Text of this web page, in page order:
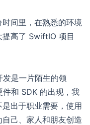
间里，在熟悉的环境
高了 SwiftIO 项目
是一片陌生的领
和 SDK 的出现，我
出于职业需要，使用
己、家人和朋友创造